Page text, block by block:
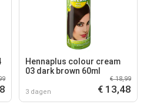
Hennaplus colour cream
03 dark brown 60ml
3 dagen
€ 18,99
€ 13,48